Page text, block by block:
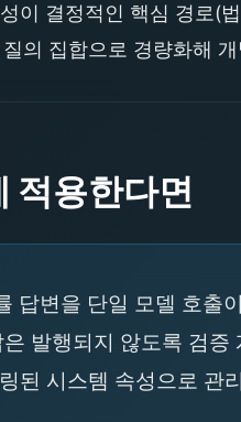
이 결정적인 핵심 경로(
의 집합으로 경량화해
적용한다면
답변을 단일 모델 호출
발행되지 않도록 검
된 시스템 속성으로 관